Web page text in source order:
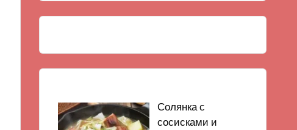
Солянка с
сосисками и